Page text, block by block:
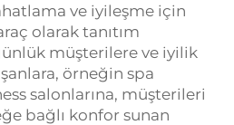
ve iyileşme için
olarak tanıtım
müşterilere ve iyilik
örneğin spa
salonlarına, müşterileri
bağlı konfor sunan